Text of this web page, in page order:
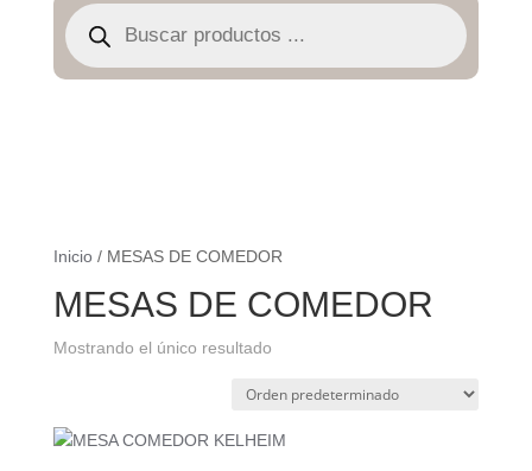
Búsqueda
de
productos
Inicio/ MESAS DE COMEDOR
MESAS DE COMEDOR
Mostrando el único resultado